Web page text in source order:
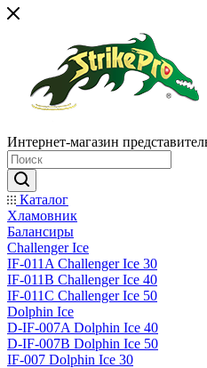
Интернет-магазин
Каталог
Хламовник
Балансиры
Challenger Ice
IF-011A Challenger Ice 30
IF-011B Challenger Ice 40
IF-011C Challenger Ice 50
Dolphin Ice
D-IF-007A Dolphin Ice 40
D-IF-007B Dolphin Ice 50
IF-007 Dolphin Ice 30